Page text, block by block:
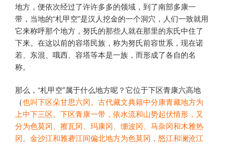
地方，便依次经过了许许多多的领域，到了南部多康一
带，当地的“札甲空”是汉人挖金的一个洞穴，人们一致就用
它来称呼那个地方，努氏的那些人就在那里的东氏中住了
下来。在这以前的容塔民族，称为努氏前容世系，现在诺
若、东混、哦西、容塔等本是一族，而形成了各自的名
称。
那么，“札甲空”属于什么地方呢？它位于下区青康六高地
（也叫下区朵甘思六冈。古代藏文典籍中分康青藏地方为
上中下三区。下区青康一带，依水流和山势起伏情形，又
分为色莫冈、擦瓦冈、玛康冈、绷波冈、马杂冈和木雅热
冈。金沙江和雅砻江间偏北地方为色莫冈，怒江和澜沧江